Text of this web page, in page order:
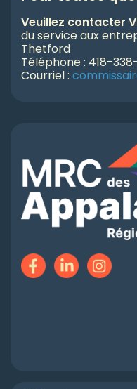
Veuillez contacter
du service aux
Thetford
Téléphone : 418-
Courriel :